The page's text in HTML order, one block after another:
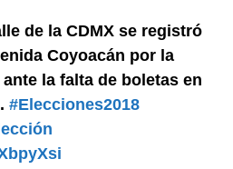
de la CDMX se registró
Coyoacán por la
la falta de boletas en
#Elecciones2018